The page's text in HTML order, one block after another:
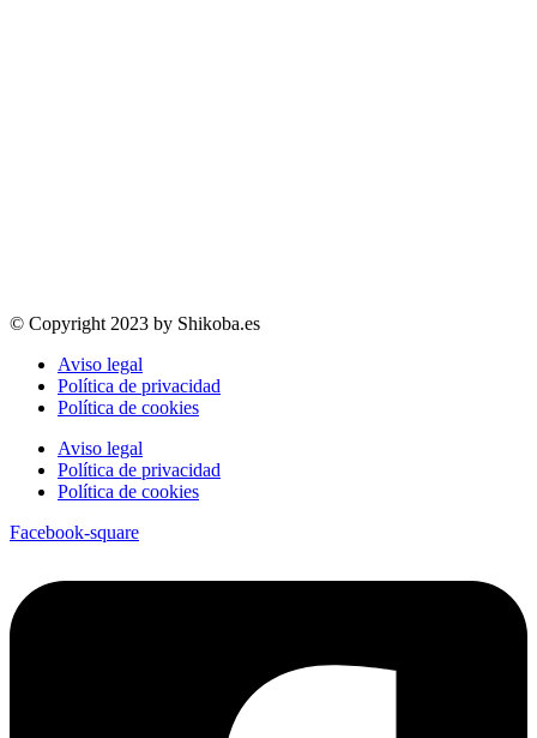
© Copyright 2023 by Shikoba.es
Aviso legal
Política de privacidad
Política de cookies
Aviso legal
Política de privacidad
Política de cookies
Facebook-square